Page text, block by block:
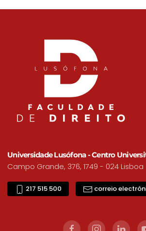
Universidade Lusófona - Centro
Campo Grande, 376, 1749 - 024 Lisboa
217 515 500 correio